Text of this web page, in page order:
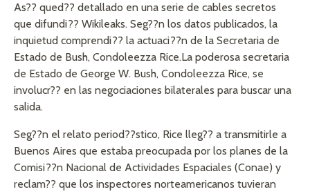
As?? qued?? detallado en una serie de cables secretos
que difundi?? Wikileaks. Seg??n los datos publicados, la
inquietud comprendi?? la actuaci??n de la Secretaria de
Estado de Bush, Condoleezza Rice.La poderosa secretaria
de Estado de George W. Bush, Condoleezza Rice, se
involucr?? en las negociaciones bilaterales para buscar una
salida.
Seg??n el relato period??stico, Rice lleg?? a transmitirle a
Buenos Aires que estaba preocupada por los planes de la
Comisi??n Nacional de Actividades Espaciales (Conae) y
reclam?? que los inspectores norteamericanos tuvieran